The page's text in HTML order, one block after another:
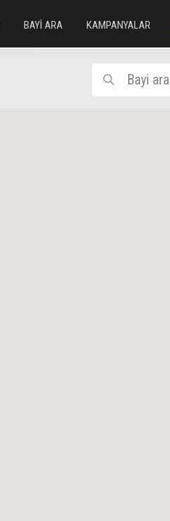
BAYİ ARA KAMPANYALAR
Bayi ara